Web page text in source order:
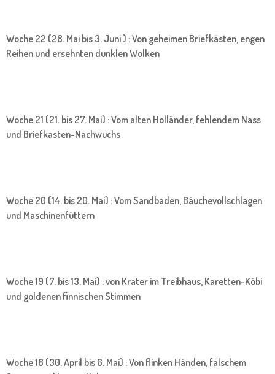
Woche 22 (28. Mai bis 3. Juni ) : Von geheimen Briefkästen, engen
Reihen und ersehnten dunklen Wolken
Woche 21 (21. bis 27. Mai) : Vom alten Holländer, fehlendem Nass
und Briefkasten-Nachwuchs
Woche 20 (14. bis 20. Mai) : Vom Sandbaden, Bäuchevollschlagen
und Maschinenfüttern
Woche 19 (7. bis 13. Mai) : von Krater im Treibhaus, Karetten-Köbi
und goldenen finnischen Stimmen
Woche 18 (30. April bis 6. Mai) : Von flinken Händen, falschem